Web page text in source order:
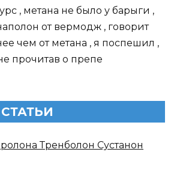
, метана не было у барыги ,
от вермодж , говорит
чем от метана , я поспешил ,
прочитав о препе
Тренболон Сустанон